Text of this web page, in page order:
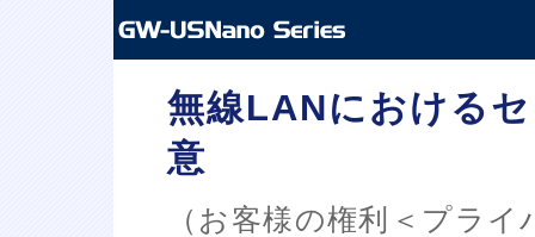
無線LANにおける
意
（お客様の権利＜プラ